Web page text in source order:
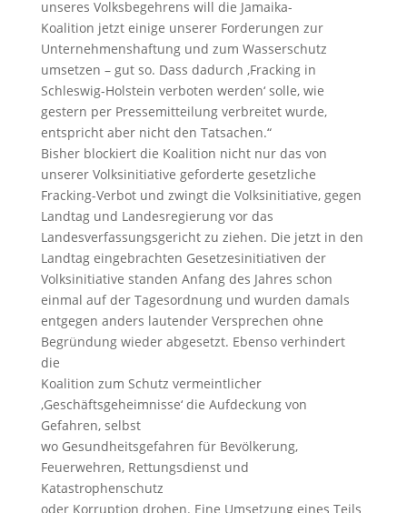
unseres Volksbegehrens will die Jamaika-
Koalition jetzt einige unserer Forderungen zur
Unternehmenshaftung und zum Wasserschutz
umsetzen – gut so. Dass dadurch ‚Fracking in
Schleswig-Holstein verboten werden‘ solle, wie
gestern per Pressemitteilung verbreitet wurde,
entspricht aber nicht den Tatsachen.“
Bisher blockiert die Koalition nicht nur das von
unserer Volksinitiative geforderte gesetzliche
Fracking-Verbot und zwingt die Volksinitiative, gegen
Landtag und Landesregierung vor das
Landesverfassungsgericht zu ziehen. Die jetzt in den
Landtag eingebrachten Gesetzesinitiativen der
Volksinitiative standen Anfang des Jahres schon
einmal auf der Tagesordnung und wurden damals
entgegen anders lautender Versprechen ohne
Begründung wieder abgesetzt. Ebenso verhindert
die
Koalition zum Schutz vermeintlicher
‚Geschäftsgeheimnisse‘ die Aufdeckung von
Gefahren, selbst
wo Gesundheitsgefahren für Bevölkerung,
Feuerwehren, Rettungsdienst und
Katastrophenschutz
oder Korruption drohen. Eine Umsetzung eines Teils